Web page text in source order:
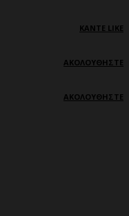
ΚΆΝΤΕ LIKE
ΑΚΟΛΟΥΘΉΣΤΕ
ΑΚΟΛΟΥΘΉΣΤΕ